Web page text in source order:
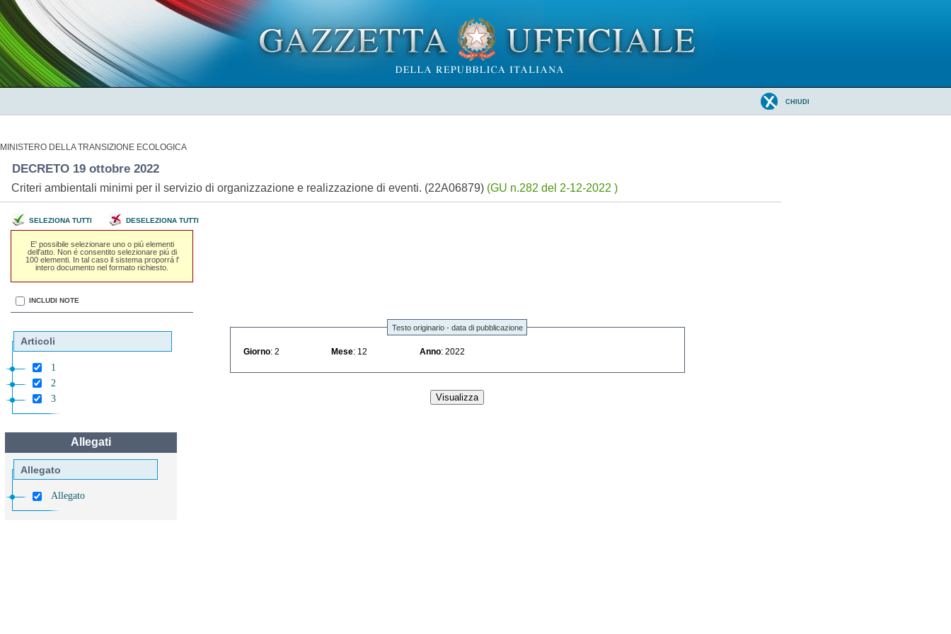
CHIUDI
MINISTERO DELLA TRANSIZIONE ECOLOGICA
DECRETO 19 ottobre 2022
Criteri ambientali minimi per il servizio di organizzazione e realizzazione di eventi. (22A06879) (GU n.282 del 2-12-2022 )
SELEZIONA TUTTI DESELEZIONA TUTTI
E' possibile selezionare uno o piú elementi
dell'atto. Non é consentito selezionare piú di
100 elementi. In tal caso il sistema proporrá l'
intero documento nel formato richiesto.
INCLUDI NOTE
Articoli
1
2
3
Allegati
Allegato
Allegato
Testo originario - data di pubblicazione
Giorno : 2 Mese : 12 Anno : 2022